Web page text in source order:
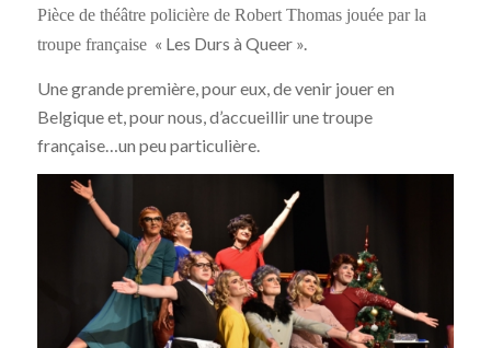
Pièce de théâtre policière de Robert Thomas jouée par la
troupe française « Les Durs à Queer ».
Une grande première, pour eux, de venir jouer en
Belgique et, pour nous, d’accueillir une troupe
française…un peu particulière.